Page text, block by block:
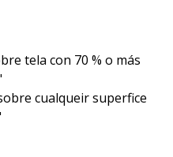
tela con 70 % o más
cualqueir superfice